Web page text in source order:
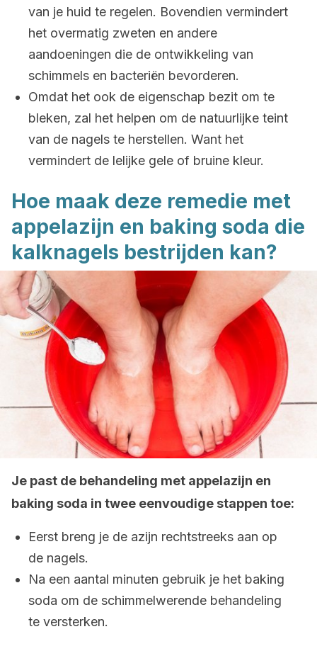
van je huid te regelen. Bovendien vermindert
het overmatig zweten en andere
aandoeningen die de ontwikkeling van
schimmels en bacteriën bevorderen.
Omdat het ook de eigenschap bezit om te
bleken, zal het helpen om de natuurlijke teint
van de nagels te herstellen. Want het
vermindert de lelijke gele of bruine kleur.
Hoe maak deze remedie met
appelazijn en baking soda die
kalknagels bestrijden kan?
Je past de behandeling met appelazijn en
baking soda in twee eenvoudige stappen toe:
Eerst breng je de azijn rechtstreeks aan op
de nagels.
Na een aantal minuten gebruik je het baking
soda om de schimmelwerende behandeling
te versterken.